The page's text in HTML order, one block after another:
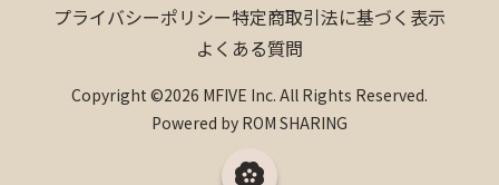
プライバシーポリシー特定商取引法に基づく表示
よくある質問
Copyright ©2026 MFIVE Inc. All Rights Reserved.
Powered by ROM SHARING